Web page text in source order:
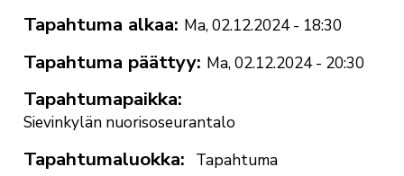
Tapahtuma alkaa Ma, 02.12.2024 - 18:30
Tapahtuma päättyy Ma, 02.12.2024 - 20:30
Tapahtumapaikka
Sievinkylän nuorisoseurantalo
Tapahtumaluokka Tapahtuma